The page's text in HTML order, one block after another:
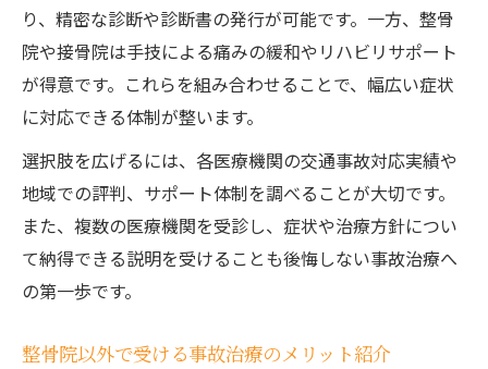
り、精密な診断や診断書の発行が可能です。一方、整骨
院や接骨院は手技による痛みの緩和やリハビリサポート
が得意です。これらを組み合わせることで、幅広い症状
に対応できる体制が整います。
選択肢を広げるには、各医療機関の交通事故対応実績や
地域での評判、サポート体制を調べることが大切です。
また、複数の医療機関を受診し、症状や治療方針につい
て納得できる説明を受けることも後悔しない事故治療へ
の第一歩です。
整骨院以外で受ける事故治療のメリット紹介